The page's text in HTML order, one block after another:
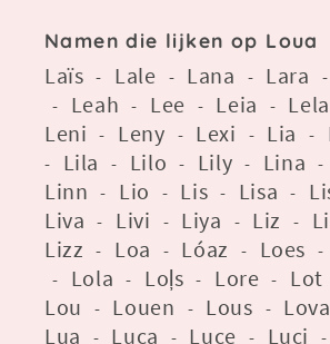
Namen die lijken op Loua
Laïs - Lale - Lana - Lara -
- Leah - Lee - Leia - Lela
Leni - Leny - Lexi - Lia -
- Lila - Lilo - Lily - Lina -
Linn - Lio - Lis - Lisa -
Liva - Livi - Liya - Liz -
Lizz - Loa - Lóaz - Loes -
- Lola - Loļs - Lore - Lot
Lou - Louen - Lous - Lova
Lua - Luca - Luce - Luci -